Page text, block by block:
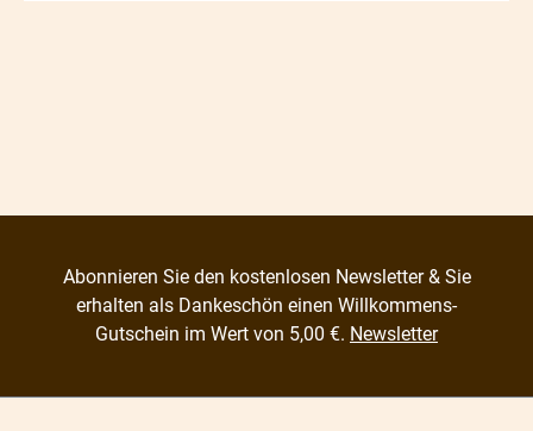
Abonnieren Sie den kostenlosen Newsletter & Sie
erhalten als Dankeschön einen Willkommens-
Gutschein im Wert von 5,00 €. Newsletter